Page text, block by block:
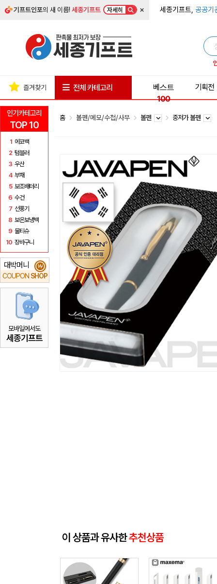
기프트인포의 새 이름!세종기프트 자세히 × 세종기프트, 공공기
인기카테고리
TOP 10
1 에코백
2 텀블러
3 우산
4 부채
5 보조배터리
6 수건
7 선풍기
8 보온보냉백
9 물티슈
10 장바구니
대박머니
COUPON SHOP
₩
모바일에서도
세종기프트
즐겨찾기 전체 카테고리
베스트
100
기획전
홈 볼펜/메모/수첩/사무 볼펜 중저가 볼펜
이 상품과 유사한추천상품